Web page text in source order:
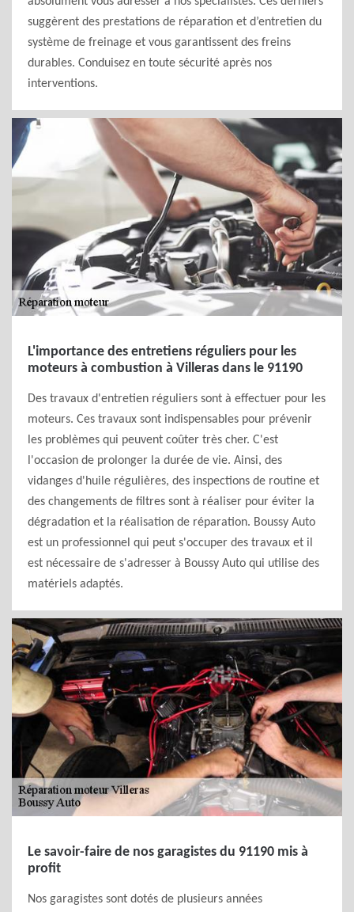
suggèrent des prestations de réparation et d’entretien du
système de freinage et vous garantissent des freins
durables. Conduisez en toute sécurité après nos
interventions.
L'importance des entretiens réguliers pour les
moteurs à combustion à Villeras dans le 91190
Des travaux d'entretien réguliers sont à effectuer pour les
moteurs. Ces travaux sont indispensables pour prévenir
les problèmes qui peuvent coûter très cher. C'est
l'occasion de prolonger la durée de vie. Ainsi, des
vidanges d'huile régulières, des inspections de routine et
des changements de filtres sont à réaliser pour éviter la
dégradation et la réalisation de réparation. Boussy Auto
est un professionnel qui peut s'occuper des travaux et il
est nécessaire de s'adresser à Boussy Auto qui utilise des
matériels adaptés.
Le savoir-faire de nos garagistes du 91190 mis à
profit
Nos garagistes sont dotés de plusieurs années